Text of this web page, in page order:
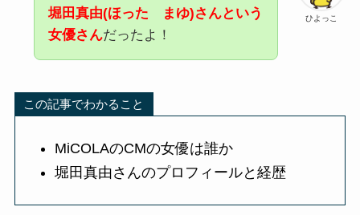
ひよっこ
堀田真由(ほった まゆ)さんという
女優さんだったよ！
この記事でわかること
MiCOLAのCMの女優は誰か
堀田真由さんのプロフィールと経歴